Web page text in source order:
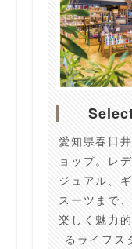
愛知県春日
ョップ。レ
ジュアル、
スーツまで
楽しく魅力
るライフス